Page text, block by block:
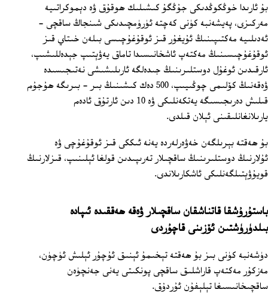
بۇ ئارىدا خوڭكوڭدىكى جۇڭگۇ كىشىلىك ھوقۇق ۋە دېموكراتىيە
مەركىزى، پەيشەنبە كۈنى كەچتە ئۈرۈمچىدىكى شىنجاڭ ساقچى -
ئەدىلىيە مەكتىپىنىڭ ئۇيغۇر قىز ئوقۇغۇچىسى بىلەن خىتاي قىز
ئوقۇغۇچىسىنىڭ مەكتەپ ئاشخانىسىدا تاماق يەۋېتىپ جېدەللىشىپ،
ئارقىدىن ئوغۇل دوستلىرىنىڭ جىدەلگە ئارىلىشىشى نەتىجىسىدە
ۋەقەنىڭ كۆلىمى چوڭىيىپ، 500 دەك كىشىنىڭ بىر - بىرىگە ھۇجۇم
قىلىش دەرىجىسىگە يەتكەنلىكى ۋە 10 دىن ئارتۇق ئادەم
يارىلانغانلىقىنى ئېلان قىلدى.
بۇ ھەقتە بېرىلگەن خەۋەرلەردە يەنە ئىككى قىز ئوقۇغۇچى ۋە
ئۇلارنىڭ دوستلىرىنىڭ ساقچىلار تەرىپىدىن قولغا ئېلىنىپ، قىزلارنىڭ
قويۇۋېتىلگەنلىكى ئاشكارىلاندى.
باستۇرۇشقا قاتناشقان ساقچىلار ۋەقە ھەققىدە ئىپادە
بىلدۈرۈشتىن ئۆزىنى قاچۇردى
دۈشەنبە كۈنى بىز بۇ ھەقتە تېخىمۇ ئېنىق ئۇچۇر ئېلىش ئۈچۈن،
مەزكۇر مەكتەپ قاراشلىق ساقچى پونكىتى يەنى جەنچۈەن
ساقچىخانىسىغا تېلېفۇن ئۇردۇق.